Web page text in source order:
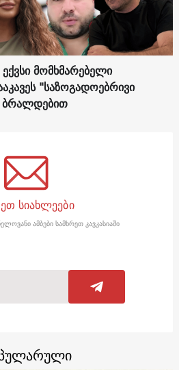
ექვსი მომხმარებელი
"საზოგადოებრივი
ბრალდებით
სიახლეები
ამბები სამხრეთ კავკასიაში